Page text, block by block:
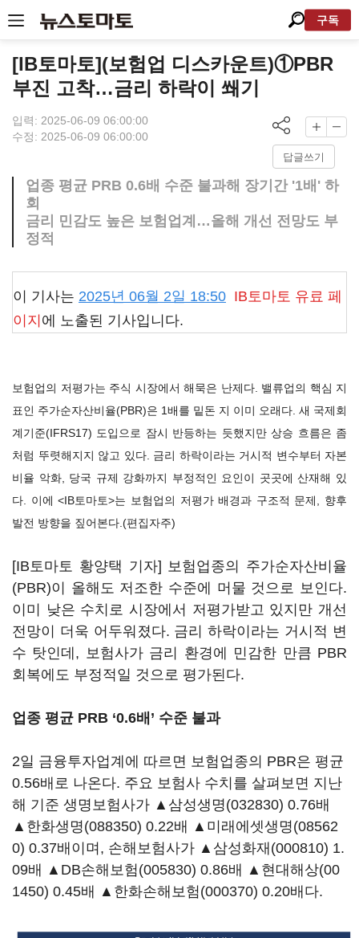
구독
[IB토마토](보험업 디스카운트)①PBR
부진 고착…금리 하락이 쐐기
입력: 2025-06-09 06:00:00
수정: 2025-06-09 06:00:00
답글쓰기
업종 평균 PRB 0.6배 수준 불과해 장기간 '1배' 하
회
금리 민감도 높은 보험업계…올해 개선 전망도 부
정적
이 기사는 2025년 06월 2일 18:50 IB토마토 유료 페
이지 에 노출된 기사입니다.
보험업의 저평가는 주식 시장에서 해묵은 난제다. 밸류업의 핵심 지
표인 주가순자산비율(PBR)은 1배를 밑돈 지 이미 오래다. 새 국제회
계기준(IFRS17) 도입으로 잠시 반등하는 듯했지만 상승 흐름은 좀
처럼 뚜렷해지지 않고 있다. 금리 하락이라는 거시적 변수부터 자본
비율 악화, 당국 규제 강화까지 부정적인 요인이 곳곳에 산재해 있
다. 이에 <IB토마토>는 보험업의 저평가 배경과 구조적 문제, 향후
발전 방향을 짚어본다.(편집자주)
[IB토마토 황양택 기자] 보험업종의 주가순자산비율
(PBR)이 올해도 저조한 수준에 머물 것으로 보인다.
이미 낮은 수치로 시장에서 저평가받고 있지만 개선
전망이 더욱 어두워졌다. 금리 하락이라는 거시적 변
수 탓인데, 보험사가 금리 환경에 민감한 만큼 PBR
회복에도 부정적일 것으로 평가된다.
업종 평균 PRB ‘0.6배’ 수준 불과
2일 금융투자업계에 따르면 보험업종의 PBR은 평균
0.56배로 나온다. 주요 보험사 수치를 살펴보면 지난
해 기준 생명보험사가 ▲ 삼성생명(032830) 0.76배
▲ 한화생명(088350) 0.22배 ▲ 미래에셋생명(08562
0) 0.37배이며, 손해보험사가 ▲ 삼성화재(000810) 1.
09배 ▲ DB손해보험(005830) 0.86배 ▲ 현대해상(00
1450) 0.45배 ▲ 한화손해보험(000370) 0.20배다.